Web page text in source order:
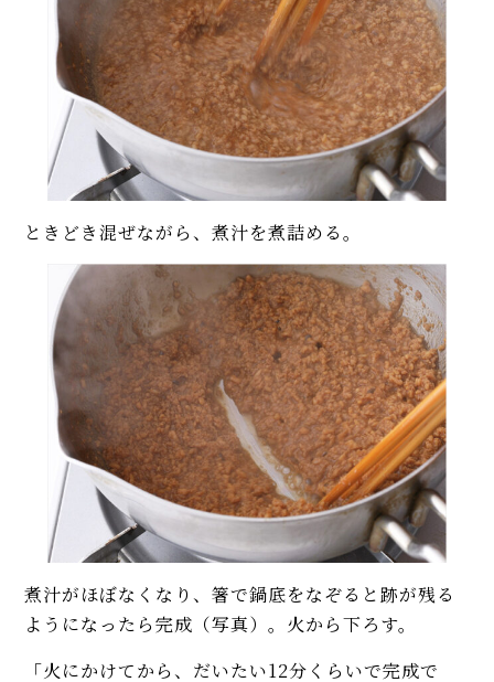
ときどき混ぜながら、煮汁を煮詰める。
煮汁がほぼなくなり、箸で鍋底をなぞると跡が残る
ようになったら完成（写真）。火から下ろす。
「火にかけてから、だいたい12分くらいで完成で